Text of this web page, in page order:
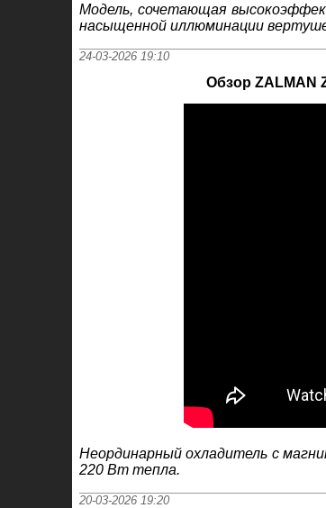
Модель, сочетающая
насыщенной иллюминации
24-03-2026 19:10
Обзор ZALMAN
Неординарный охладитель с
220 Вт тепла.
20-03-2026 19:20